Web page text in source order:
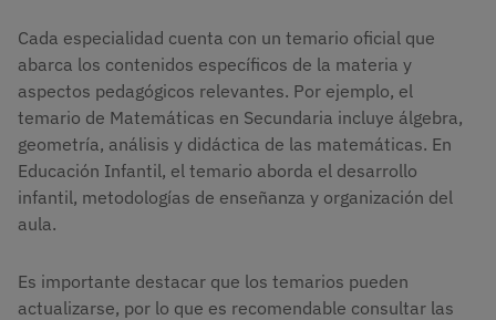
Cada especialidad cuenta con un temario oficial que
abarca los contenidos específicos de la materia y
aspectos pedagógicos relevantes. Por ejemplo, el
temario de Matemáticas en Secundaria incluye álgebra,
geometría, análisis y didáctica de las matemáticas. En
Educación Infantil, el temario aborda el desarrollo
infantil, metodologías de enseñanza y organización del
aula.
Es importante destacar que los temarios pueden
actualizarse, por lo que es recomendable consultar las